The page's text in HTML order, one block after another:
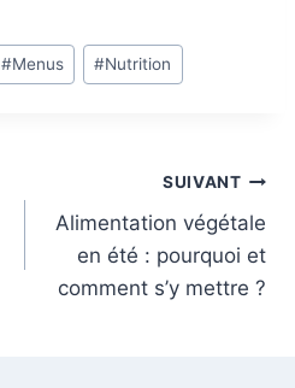
#Menus #Nutrition
SUIVANT
Alimentation végétale
en été : pourquoi et
comment s’y mettre ?